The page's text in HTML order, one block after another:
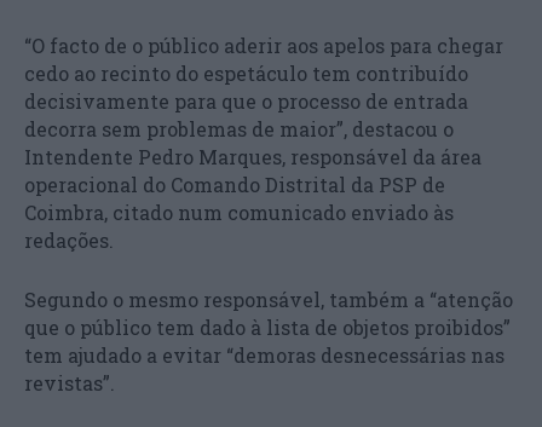
“O facto de o público aderir aos apelos para chegar
cedo ao recinto do espetáculo tem contribuído
decisivamente para que o processo de entrada
decorra sem problemas de maior”, destacou o
Intendente Pedro Marques, responsável da área
operacional do Comando Distrital da PSP de
Coimbra, citado num comunicado enviado às
redações.
Segundo o mesmo responsável, também a “atenção
que o público tem dado à lista de objetos proibidos”
tem ajudado a evitar “demoras desnecessárias nas
revistas”.